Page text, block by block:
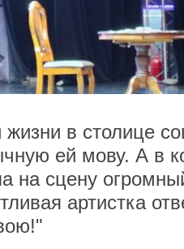
в столице
ей мову. А в
на сцену
артистка